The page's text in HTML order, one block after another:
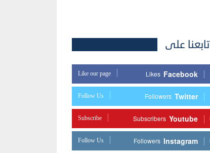
تابعنا على
Facebook
Likes
Like our page
Twitter
Followers
Follow Us
Youtube
Subscribers
Subscribe
Instagram
Followers
Follow Us